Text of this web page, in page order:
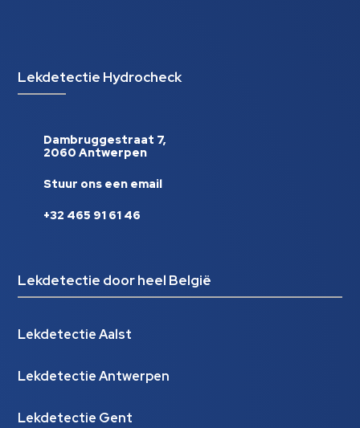
Lekdetectie Hydrocheck
Dambruggestraat 7,
2060 Antwerpen
Stuur ons een email
+32 465 91 61 46
Lekdetectie door heel België
Lekdetectie Aalst
Lekdetectie Antwerpen
Lekdetectie Gent